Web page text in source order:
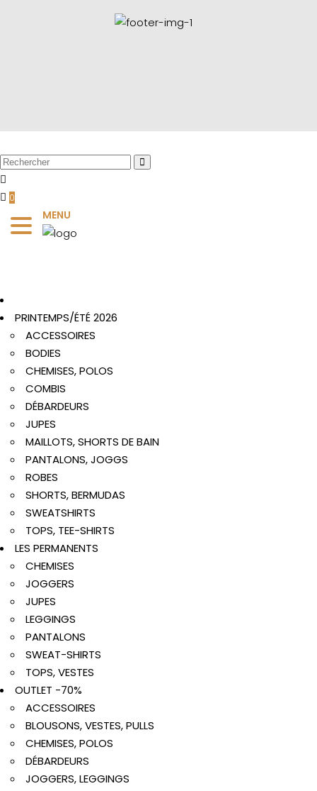
0
MENU
PRINTEMPS/ÉTÉ 2026
ACCESSOIRES
BODIES
CHEMISES, POLOS
COMBIS
DÉBARDEURS
JUPES
MAILLOTS, SHORTS DE BAIN
PANTALONS, JOGGS
ROBES
SHORTS, BERMUDAS
SWEATSHIRTS
TOPS, TEE-SHIRTS
LES PERMANENTS
CHEMISES
JOGGERS
JUPES
LEGGINGS
PANTALONS
SWEAT-SHIRTS
TOPS, VESTES
OUTLET -70%
ACCESSOIRES
BLOUSONS, VESTES, PULLS
CHEMISES, POLOS
DÉBARDEURS
JOGGERS, LEGGINGS